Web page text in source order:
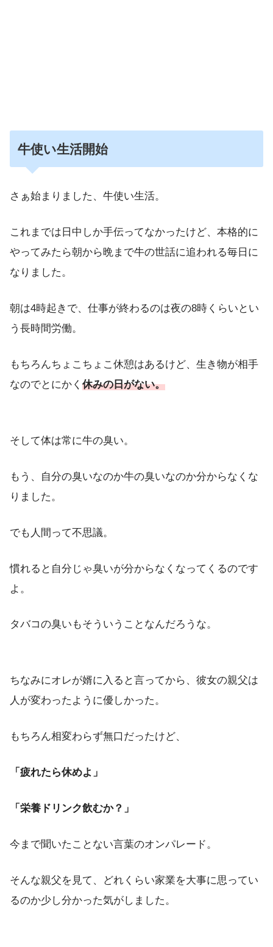
牛使い生活開始
さぁ始まりました、牛使い生活。
これまでは日中しか手伝ってなかったけど、本格的に
やってみたら朝から晩まで牛の世話に追われる毎日に
なりました。
朝は4時起きで、仕事が終わるのは夜の8時くらいとい
う長時間労働。
もちろんちょこちょこ休憩はあるけど、生き物が相手
なのでとにかく 休みの日がない。
そして体は常に牛の臭い。
もう、自分の臭いなのか牛の臭いなのか分からなくな
りました。
でも人間って不思議。
慣れると自分じゃ臭いが分からなくなってくるのです
よ。
タバコの臭いもそういうことなんだろうな。
ちなみにオレが婿に入ると言ってから、彼女の親父は
人が変わったように優しかった。
もちろん相変わらず無口だったけど、
「疲れたら休めよ」
「栄養ドリンク飲むか？」
今まで聞いたことない言葉のオンパレード。
そんな親父を見て、どれくらい家業を大事に思ってい
るのか少し分かった気がしました。